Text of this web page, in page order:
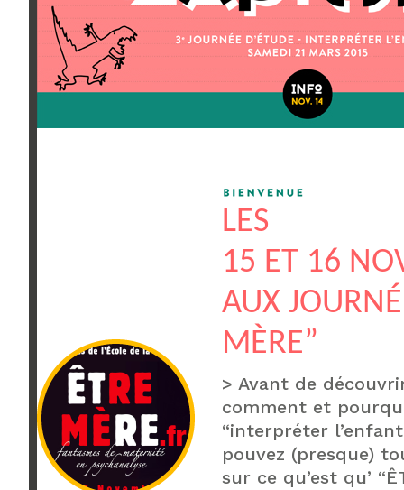
LES
15 ET 16
AUX
MÈRE”
> Avant de
comment et
“interpréter
pouvez (presque)
sur ce qu’est qu’